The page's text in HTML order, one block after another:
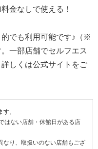
金なしで使える！
的でも利用可能です♪（※
一部店舗でセルフエス
しくは公式サイトをご
。
はない店舗・休館日がある店
り、取扱いのない店舗もござ